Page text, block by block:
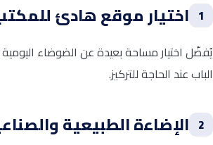
1 اختيار موقع هادئ
يُفضّل اختيار مساحة بعيدة عن الضوضاء
الباب عند الحاجة للتركيز.
2 الإضاءة الطبيعية